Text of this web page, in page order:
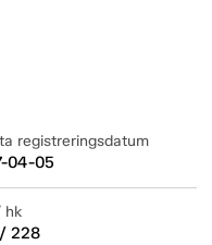
registreringsdatum
04-05
hk
228